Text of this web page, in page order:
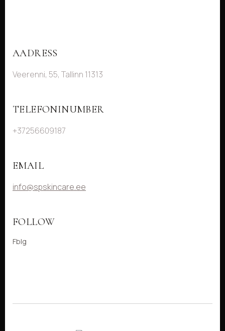
AADRESS
Veerenni, 55, Tallinn 11313
TELEFONINUMBER
+37256609187
EMAIL
info@spskincare.ee
FOLLOW
FbIg